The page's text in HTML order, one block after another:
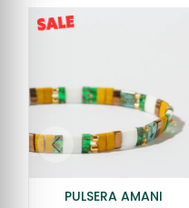
PULSERA AMANI